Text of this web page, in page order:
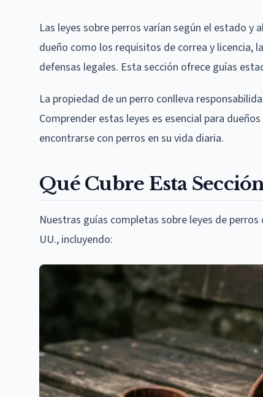
Las leyes sobre perros varían según el estado
dueño como los requisitos de correa y licencia,
defensas legales. Esta sección ofrece guías
La propiedad de un perro conlleva
Comprender estas leyes es esencial para
encontrarse con perros en su vida diaria.
Qué Cubre Esta
Nuestras guías completas sobre leyes de
UU., incluyendo: